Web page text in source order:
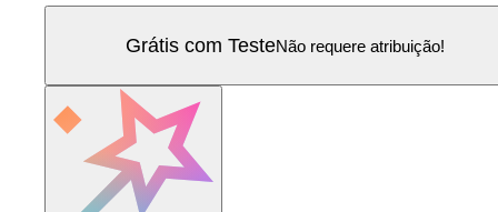
Grátis com TesteNão requere atribuição!